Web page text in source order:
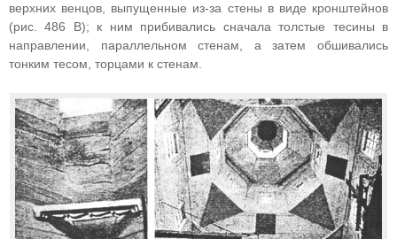
верхних венцов, выпущенные из-за стены в виде кронштейнов
(рис. 486 В); к ним прибивались сначала толстые тесины в
направлении, параллельном стенам, а затем обшивались
тонким тесом, торцами к стенам.